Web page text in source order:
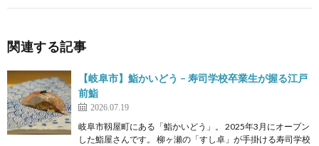
関連する記事
【岐阜市】鮨かいどう – 寿司学校卒業生が握る江戸
前鮨
2026.07.19
岐阜市靱屋町にある「鮨かいどう」。 2025年3月にオープン
した鮨屋さんです。 柳ヶ瀬の「すし卓」が手掛ける寿司学校